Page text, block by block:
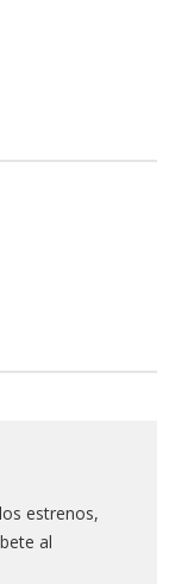
estrenos,
al